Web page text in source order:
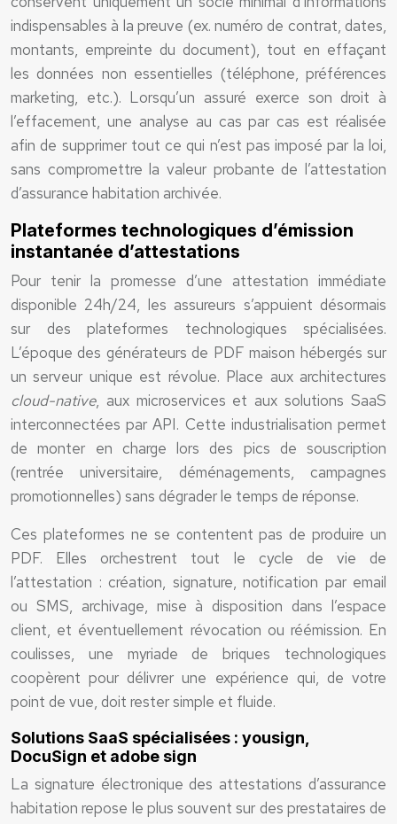
indispensables à la preuve (ex. numéro de contrat, dates,
montants, empreinte du document), tout en effaçant
les données non essentielles (téléphone, préférences
marketing, etc.). Lorsqu’un assuré exerce son droit à
l’effacement, une analyse au cas par cas est réalisée
afin de supprimer tout ce qui n’est pas imposé par la loi,
sans compromettre la valeur probante de l’attestation
d’assurance habitation archivée.
Plateformes technologiques d’émission
instantanée d’attestations
Pour tenir la promesse d’une attestation immédiate
disponible 24h/24, les assureurs s’appuient désormais
sur des plateformes technologiques spécialisées.
L’époque des générateurs de PDF maison hébergés sur
un serveur unique est révolue. Place aux architectures
cloud-native, aux microservices et aux solutions SaaS
interconnectées par API. Cette industrialisation permet
de monter en charge lors des pics de souscription
(rentrée universitaire, déménagements, campagnes
promotionnelles) sans dégrader le temps de réponse.
Ces plateformes ne se contentent pas de produire un
PDF. Elles orchestrent tout le cycle de vie de
l’attestation : création, signature, notification par email
ou SMS, archivage, mise à disposition dans l’espace
client, et éventuellement révocation ou réémission. En
coulisses, une myriade de briques technologiques
coopèrent pour délivrer une expérience qui, de votre
point de vue, doit rester simple et fluide.
Solutions SaaS spécialisées : yousign,
DocuSign et adobe sign
La signature électronique des attestations d’assurance
habitation repose le plus souvent sur des prestataires de